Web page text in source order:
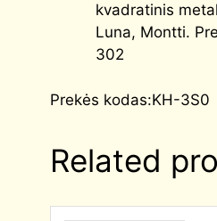
kvadratinis
Luna, Montti.
302
Prekės kodas:KH-3S0
Related